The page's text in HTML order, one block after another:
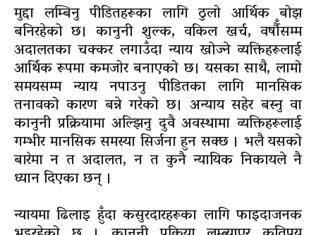
मुद्दा लम्बिनु पीडितहरूका लागि ठुलो आर्थिक बोझ
बनिरहेको छ। कानुनी शुल्क, वकिल खर्च, वर्षौँसम्म
अदालतका चक्कर लगाउँदा न्याय खोज्ने व्यक्तिहरूलाई
आर्थिक रूपमा कमजोर बनाएको छ। यसका साथै, लामो
समयसम्म न्याय नपाउनु पीडितका लागि मानसिक
तनावको कारण बन्ने गरेको छ। अन्याय सहेर बस्नु वा
कानुनी प्रक्रियामा अल्झिनु दुवै अवस्थामा व्यक्तिहरूलाई
गम्भीर मानसिक समस्या सिर्जना हुन सक्छ । भलै यसको
बारेमा न त अदालत, न त कुनै न्यायिक निकायले नै
ध्यान दिएका छन् ।
न्यायमा ढिलाइ हुँदा कसुरदारहरूका लागि फाइदाजनक